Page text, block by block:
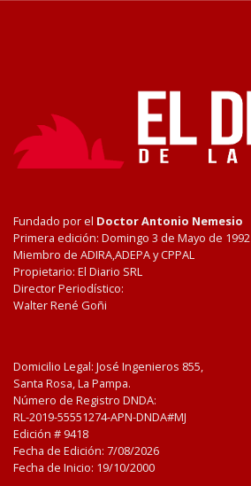
Fundado por el Doctor Antonio Nemesio
Primera edición: Domingo 3 de Mayo de 1992
Miembro de ADIRA,ADEPA y CPPAL
Propietario: El Diario SRL
Director Periodístico:
Walter René Goñi
Domicilio Legal: José Ingenieros 855,
Santa Rosa, La Pampa.
Número de Registro DNDA:
RL-2019-55551274-APN-DNDA#MJ
Edición # 9418
Fecha de Edición: 7/08/2026
Fecha de Inicio: 19/10/2000